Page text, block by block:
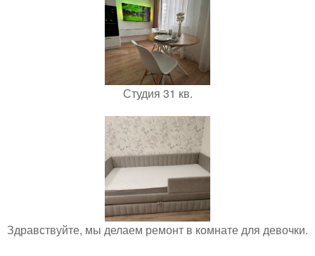
Студия 31 кв.
Здравствуйте, мы делаем ремонт в комнате для девочки.